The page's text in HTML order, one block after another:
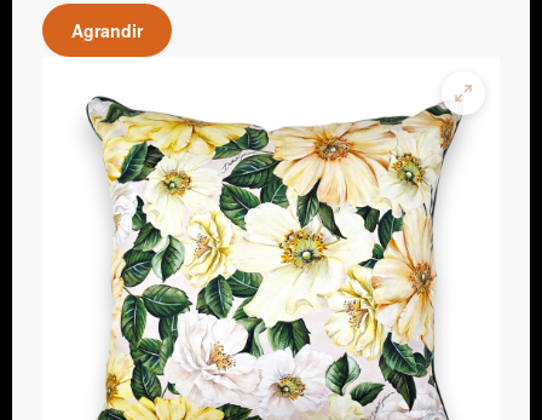
Agrandir